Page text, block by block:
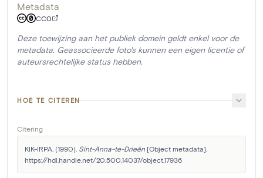
Metadata
CC0
Deze toewijzing aan het publiek domein geldt enkel voor de
metadata. Geassocieerde foto's kunnen een eigen licentie of
auteursrechtelijke status hebben.
HOE TE CITEREN
Citering
KIK-IRPA. (1990). Sint-Anna-te-Drieën [Object metadata].
https://hdl.handle.net/20.500.14037/object.17936